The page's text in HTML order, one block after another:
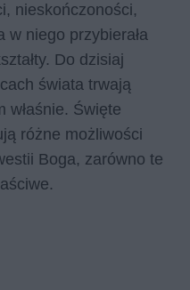
nieskończoności,
w niego przybierała
Do dzisiaj
świata trwają
właśnie. Święte
różne możliwości
Boga, zarówno te